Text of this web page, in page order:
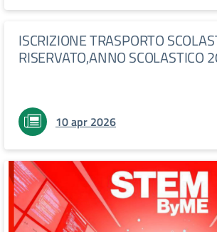
ISCRIZIONE TRASPORTO
RISERVATO,ANNO SCOLASTICO
10 apr 2026